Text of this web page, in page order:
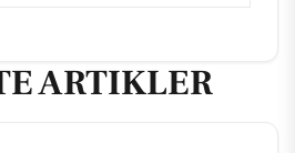
ARTIKLER